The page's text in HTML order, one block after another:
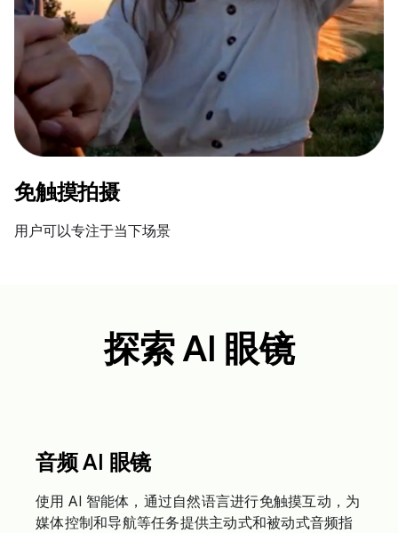
免触摸拍摄
用户可以专注于当下场景
探索 AI 眼镜
音频 AI 眼镜
使用 AI 智能体，通过自然语言进行免触摸互动，为
媒体控制和导航等任务提供主动式和被动式音频指